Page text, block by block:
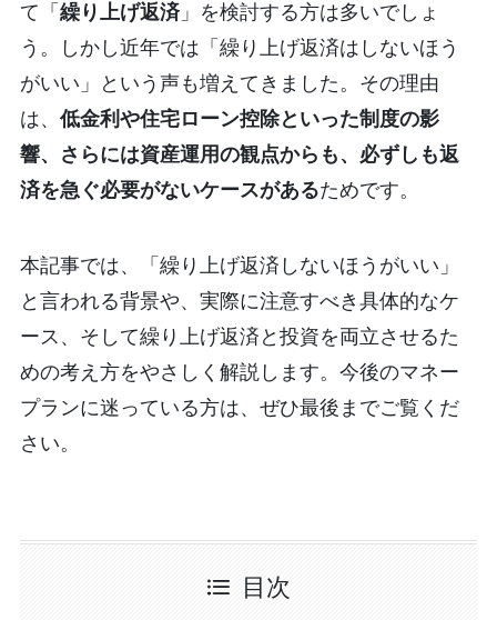
て「繰り上げ返済」を検討する方は多いでしょ
う。しかし近年では「繰り上げ返済はしないほう
がいい」という声も増えてきました。その理由
は、 低金利や住宅ローン控除といった制度の影
響、さらには資産運用の観点からも、必ずしも返
済を急ぐ必要がないケースがあるためです。
本記事では、「繰り上げ返済しないほうがいい」
と言われる背景や、実際に注意すべき具体的なケ
ース、そして繰り上げ返済と投資を両立させるた
めの考え方をやさしく解説します。今後のマネー
プランに迷っている方は、ぜひ最後までご覧くだ
さい。
目次